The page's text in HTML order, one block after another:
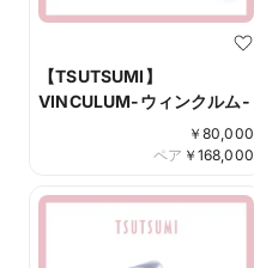
【TSUTSUMI】
VINCULUM-ウィンクルム-
￥ 80,000
￥ 168,000
ペア